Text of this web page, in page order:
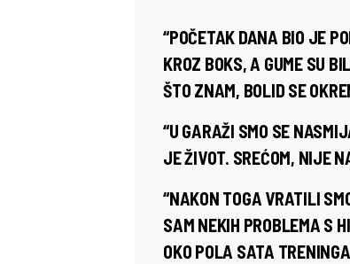
“POČETAK DANA BIO JE
KROZ BOKS, A GUME SU
ŠTO ZNAM, BOLID SE
“U GARAŽI SMO SE
JE ŽIVOT. SREĆOM, NIJE
“NAKON TOGA VRATILI
SAM NEKIH PROBLEMA S
OKO POLA SATA